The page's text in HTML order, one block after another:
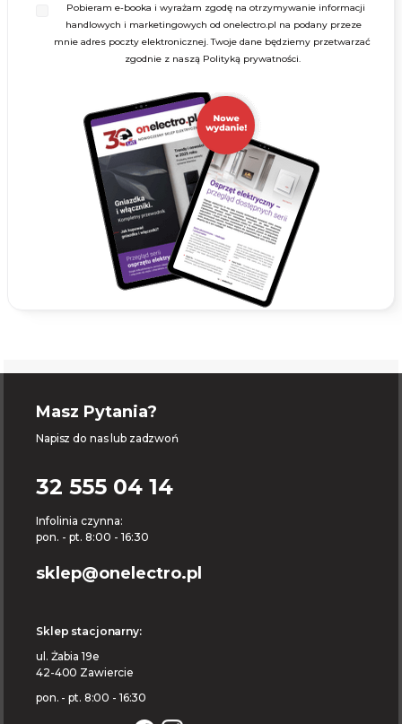
Pobieram e-booka i wyrażam zgodę na otrzymywanie informacji
handlowych i marketingowych od onelectro.pl na podany przeze
mnie adres poczty elektronicznej. Twoje dane będziemy przetwarzać
zgodnie z naszą Polityką prywatności.
Masz Pytania?
Napisz do nas lub zadzwoń
32 555 04 14
Infolinia czynna:
pon. - pt. 8:00 - 16:30
sklep@onelectro.pl
Sklep stacjonarny:
ul. Żabia 19e
42-400 Zawiercie
pon. - pt. 8:00 - 16:30